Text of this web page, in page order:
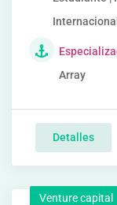
Array
Detalles
Venture capital